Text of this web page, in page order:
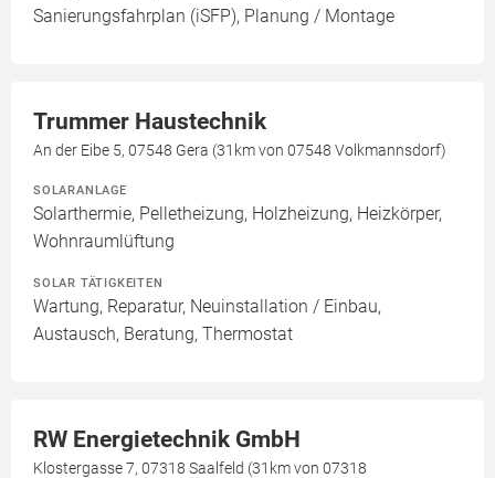
Sanierungsfahrplan (iSFP), Planung / Montage
Trummer Haustechnik
An der Eibe 5, 07548 Gera (31km von 07548 Volkmannsdorf)
SOLARANLAGE
Solarthermie, Pelletheizung, Holzheizung, Heizkörper,
Wohnraumlüftung
SOLAR TÄTIGKEITEN
Wartung, Reparatur, Neuinstallation / Einbau,
Austausch, Beratung, Thermostat
RW Energietechnik GmbH
Klostergasse 7, 07318 Saalfeld (31km von 07318